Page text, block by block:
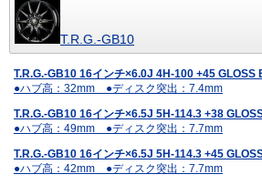
T.R.G.-GB10
T.R.G.-GB10 16インチ×6.0J 4H-100 +45 GLOSS
●ハブ高：32mm ●ディスク突出：7.4mm
T.R.G.-GB10 16インチ×6.5J 5H-114.3 +38
●ハブ高：49mm ●ディスク突出：7.7mm
T.R.G.-GB10 16インチ×6.5J 5H-114.3 +45
●ハブ高：42mm ●ディスク突出：7.7mm